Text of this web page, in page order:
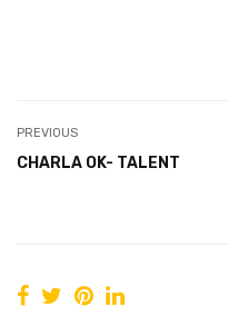
PREVIOUS
CHARLA OK- TALENT